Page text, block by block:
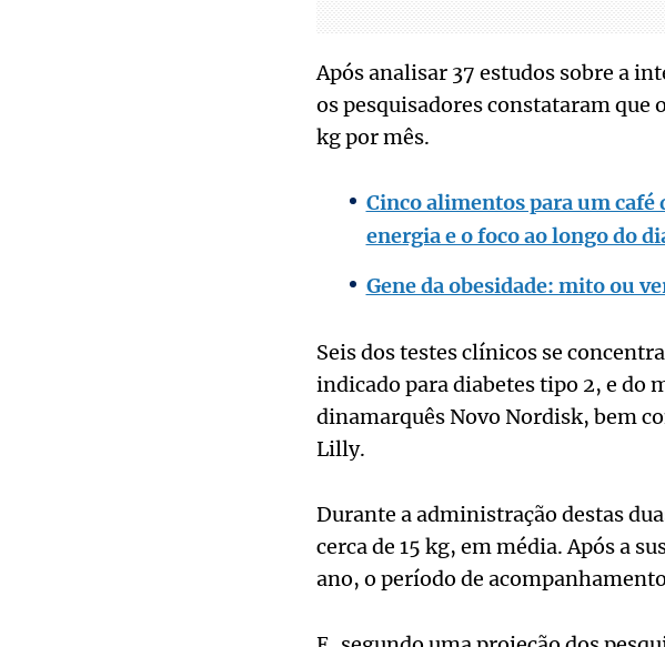
Após analisar 37 estudos sobre a
os pesquisadores constataram
kg por mês.
Cinco alimentos para um
energia e o foco ao longo do
Gene da obesidade: mito ou
Seis dos testes clínicos se
indicado para diabetes tipo 2, e do
dinamarquês Novo Nordisk, bem
Lilly.
Durante a administração destas
cerca de 15 kg, em média. Após a
ano, o período de